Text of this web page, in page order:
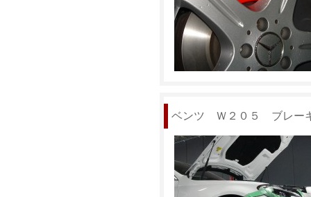
ベンツ Ｗ２０５ ブレー